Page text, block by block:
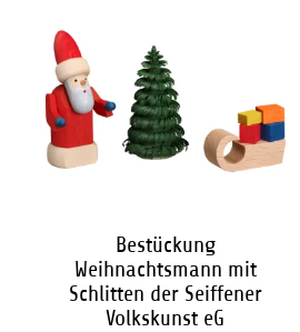
Bestückung
Weihnachtsmann mit
Schlitten der Seiffener
Volkskunst eG